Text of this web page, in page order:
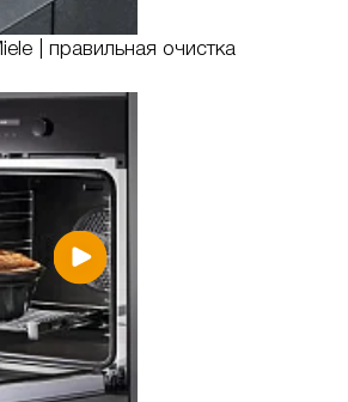
| правильная очистка